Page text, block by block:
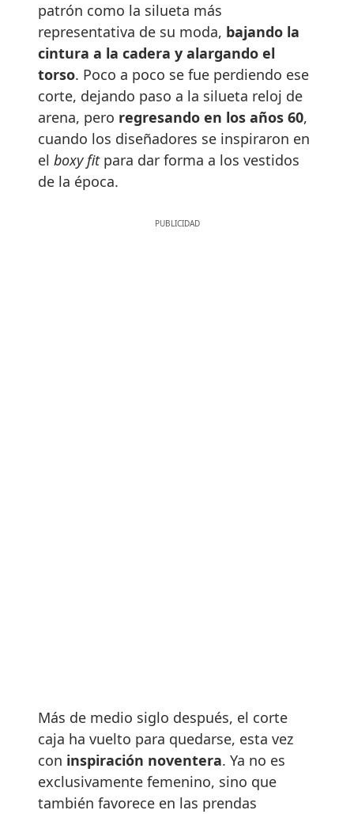
patrón como la silueta más
representativa de su moda, bajando la
cintura a la cadera y alargando el
torso. Poco a poco se fue perdiendo ese
corte, dejando paso a la silueta reloj de
arena, pero regresando en los años 60,
cuando los diseñadores se inspiraron en
el boxy fitpara dar forma a los vestidos
de la época.
Más de medio siglo después, el corte
caja ha vuelto para quedarse, esta vez
con inspiración noventera. Ya no es
exclusivamente femenino, sino que
también favorece en las prendas